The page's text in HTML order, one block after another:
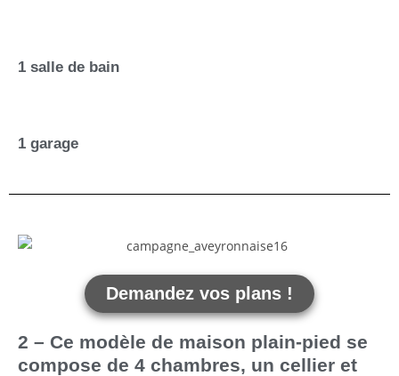
1 salle de bain
1 garage
Demandez vos plans !
2 – Ce modèle de maison plain-pied se
compose de 4 chambres, un cellier et